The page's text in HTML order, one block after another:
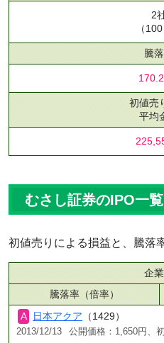
2
（100
騰
初値売
平均
むさし証券のIPO一覧
初値売りによる損益と、騰落
企
騰落率（倍率）
日本アクア （1429）
2013/12/13 公開価格：1,650円、